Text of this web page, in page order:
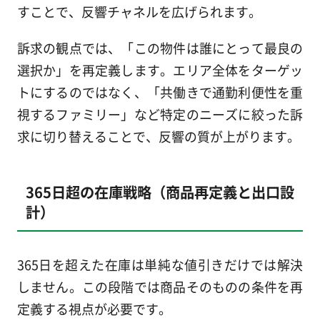
すことで、反響チャネルを広げられます。
訴求の観点では、「この物件は誰にとって最良の
選択か」を再定義します。エリア全体をターゲッ
トにするのではなく、「共働きで通勤利便性を重
視するファミリー」など特定のニーズに絞った訴
求に切り替えることで、反響の質が上がります。
365日超の在庫戦略（商品再定義と出口設
計）
365日を超えた在庫は単純な値引きだけでは解決
しません。この段階では商品そのものの条件を再
定義する視点が必要です。